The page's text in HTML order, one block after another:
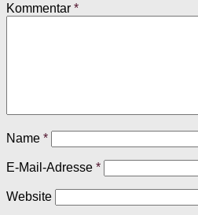
Kommentar *
Name *
E-Mail-Adresse *
Website